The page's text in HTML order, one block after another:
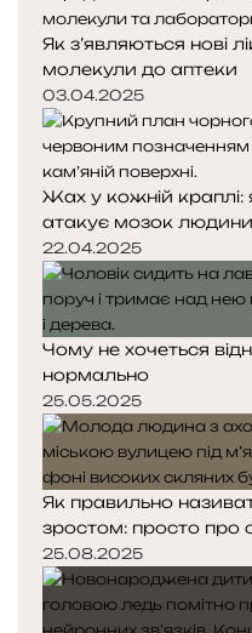
Як з’являються нові
молекули до аптеки
03.04.2025
Жах у кожній краплі:
атакує мозок
22.04.2025
Чому не хочеться
нормально
25.05.2025
Як правильно
зростом: просто про
25.08.2025